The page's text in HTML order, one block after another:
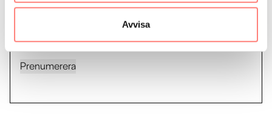
Avvisa
Genom att registrera din e-post så godkänner du vår
hantering av personuppgifter och tillåter oss att skicka
dig relevanta nyhetsbrev.
Prenumerera